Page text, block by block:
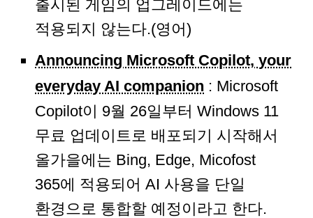
출시된 게임의 업그레이드에는
적용되지 않는다.(영어)
Announcing Microsoft Copilot, your
everyday AI companion : Microsoft
Copilot이 9월 26일부터 Windows 11
무료 업데이트로 배포되기 시작해서
올가을에는 Bing, Edge, Micofost
365에 적용되어 AI 사용을 단일
환경으로 통합할 예정이라고 한다.